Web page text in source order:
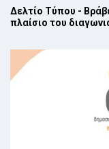
Δελτίο Τύπου -
πλαίσιο του